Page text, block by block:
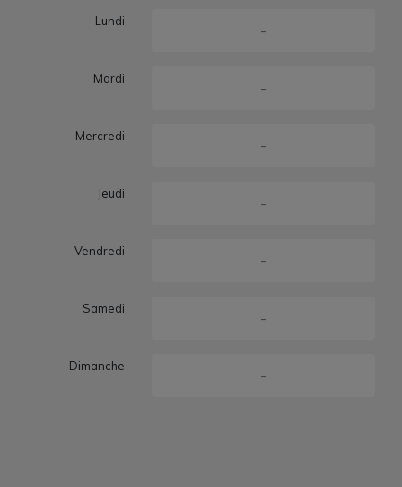
Lundi
-
Mardi
-
Mercredi
-
Jeudi
-
Vendredi
-
Samedi
-
Dimanche
-